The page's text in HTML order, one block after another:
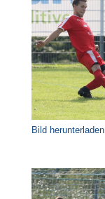
Bild herunterladen